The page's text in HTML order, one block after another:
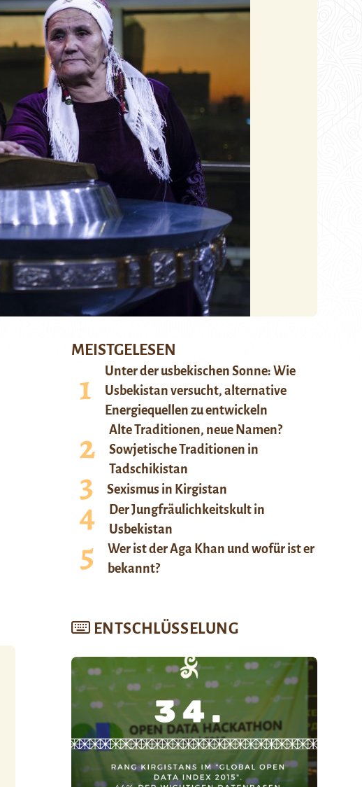
MEISTGELESEN
Unter der usbekischen Sonne: Wie
Usbekistan versucht, alternative
Energiequellen zu entwickeln
Alte Traditionen, neue Namen?
Sowjetische Traditionen in
Tadschikistan
Sexismus in Kirgistan
Der Jungfräulichkeitskult in
Usbekistan
Wer ist der Aga Khan und wofür ist er
bekannt?
ENTSCHLÜSSELUNG